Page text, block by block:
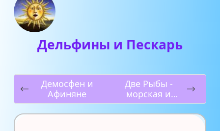
Дельфины и Пескарь
Демосфен и
Афиняне
Две Рыбы -
морская и
озерная